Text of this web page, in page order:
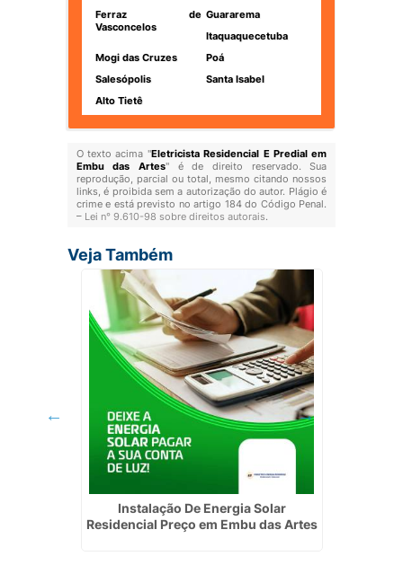
Ferraz de
Vasconcelos
Guararema
Itaquaquecetuba
Mogi das Cruzes
Poá
Salesópolis
Santa Isabel
Alto Tietê
O texto acima "Eletricista Residencial E Predial em
Embu das Artes" é de direito reservado. Sua
reprodução, parcial ou total, mesmo citando nossos
links, é proibida sem a autorização do autor. Plágio é
crime e está previsto no artigo 184 do Código Penal.
– Lei n° 9.610-98 sobre direitos autorais.
Veja Também
Instalação De Energia Solar
Residencial Preço em Embu das Artes